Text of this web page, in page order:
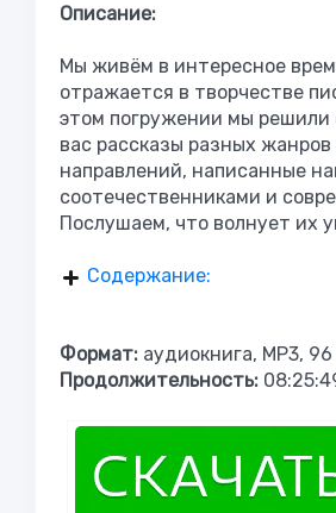
Описание:
Мы живём в интересное
отражается в творчестве
этом погружении мы решили
вас рассказы разных жанров
направлений, написанные
соотечественниками и
Послушаем, что волнует их
Содержание:
Формат: аудиокнига, MP3,
Продолжительность: